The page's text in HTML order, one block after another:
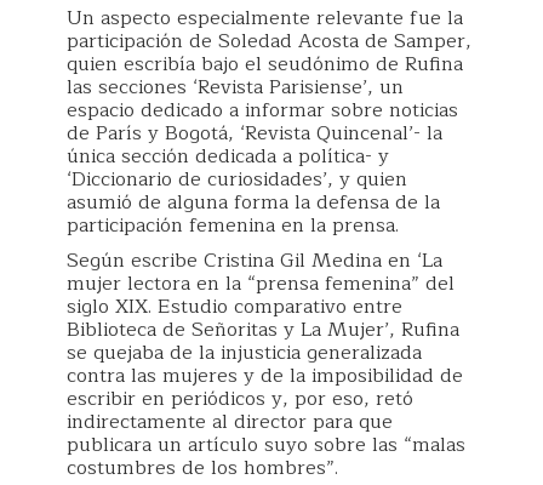
Un aspecto especialmente relevante fue la
participación de Soledad Acosta de Samper,
quien escribía bajo el seudónimo de Rufina
las secciones ‘Revista Parisiense’, un
espacio dedicado a informar sobre noticias
de París y Bogotá, ‘Revista Quincenal’- la
única sección dedicada a política- y
‘Diccionario de curiosidades’, y quien
asumió de alguna forma la defensa de la
participación femenina en la prensa.
Según escribe Cristina Gil Medina en ‘La
mujer lectora en la “prensa femenina” del
siglo XIX. Estudio comparativo entre
Biblioteca de Señoritas y La Mujer’, Rufina
se quejaba de la injusticia generalizada
contra las mujeres y de la imposibilidad de
escribir en periódicos y, por eso, retó
indirectamente al director para que
publicara un artículo suyo sobre las “malas
costumbres de los hombres”.